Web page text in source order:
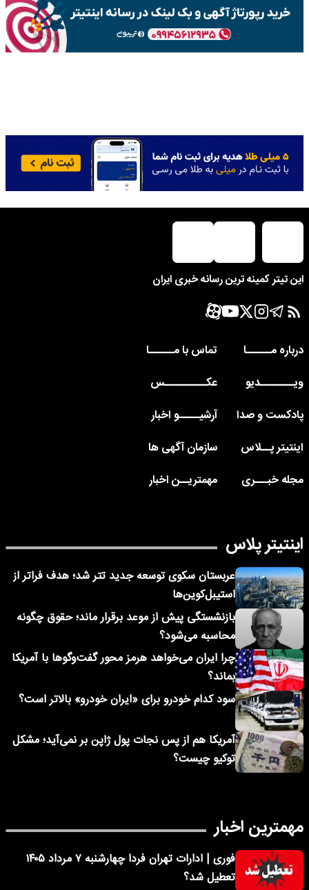
این تیتر کمینه ترین رسانه خبری ایران
درباره مــــــا
تماس با مــــــا
ویــــــــدیو
عکــــــــــس
پادکست و صدا
آرشیـــــو اخبار
اینتیتر پــلاس
سازمان آگهی ها
مجله خبـــری
مهمتریــن اخبار
اینتیتر پلاس
عربستان سکوی توسعه جدید تتر شد؛ هدف فراتر از
استیبل‌کوین‌ها
بازنشستگی پیش از موعد برقرار ماند؛ حقوق چگونه
محاسبه می‌شود؟
چرا ایران می‌خواهد هرمز محور گفت‌وگوها با آمریکا
بماند؟
سود کدام خودرو برای «ایران خودرو» بالاتر است؟
آمریکا هم از پس نجات پول ژاپن بر نمی‌آید؛ مشکل
توکیو چیست؟
مهمترین اخبار
فوری | ادارات تهران فردا چهارشنبه ۷ مرداد ۱۴۰۵
تعطیل شد؟